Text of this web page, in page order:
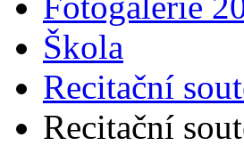
Škola
Recitační
Recitační